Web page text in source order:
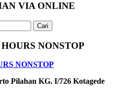
VIA ONLINE
NONSTOP
NONSTOP
Pilahan KG. I/726 Kotagede